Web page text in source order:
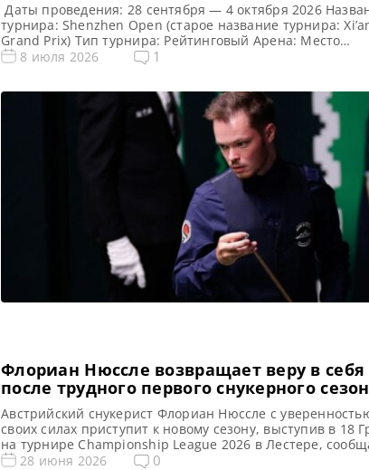
Даты проведения: 28 сентября — 4 октября 2026
турнира: Shenzhen Open (старое название турнира:
Grand Prix) Тип турнира: Рейтинговый Арена: Место
проведения (населенный пункт, город, страна):
таблица Shenzhen Open 2026: Шэньчжэнь Опен 2026 —
турнирная сетка рейтингового […]
8 июля 2026 1
Флориан Нюссле возвращает веру в себя
после трудного первого снукерного
Австрийский снукерист Флориан Нюссле с
своих силах приступит к новому сезону, выступив в 18
на турнире Championship League 2026 в Лестере,
WST Флориан Нюссле признает, что прошлый сезон стал
28 июня 2026 0